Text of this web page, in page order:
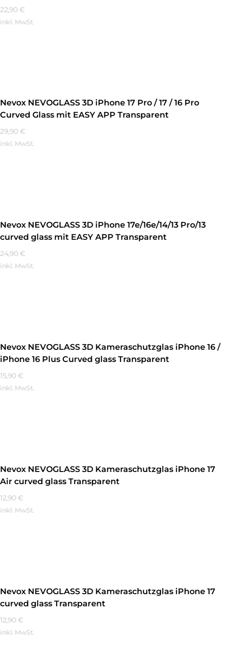
22,90 €
inkl. MwSt.
Nevox NEVOGLASS 3D iPhone 17 Pro / 17 / 16 Pro
Curved Glass mit EASY APP Transparent
29,90 €
inkl. MwSt.
Nevox NEVOGLASS 3D iPhone 17e/16e/14/13 Pro/13
curved glass mit EASY APP Transparent
24,90 €
inkl. MwSt.
Nevox NEVOGLASS 3D Kameraschutzglas iPhone 16 /
iPhone 16 Plus Curved glass Transparent
15,90 €
inkl. MwSt.
Nevox NEVOGLASS 3D Kameraschutzglas iPhone 17
Air curved glass Transparent
12,90 €
inkl. MwSt.
Nevox NEVOGLASS 3D Kameraschutzglas iPhone 17
curved glass Transparent
12,90 €
inkl. MwSt.